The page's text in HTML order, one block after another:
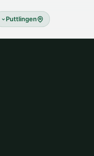
Puttlingen